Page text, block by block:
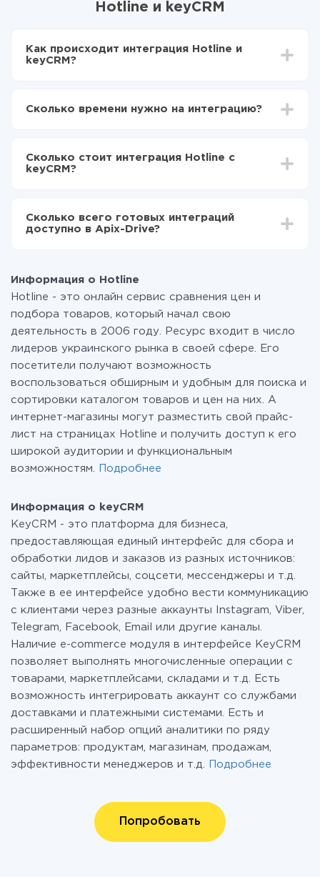
Hotline и keyCRM
Как происходит интеграция Hotline и
keyCRM?
Выбираете какие данные передавать из Hotline в
Теперь данные будут автоматически
передаваться из Hotline в keyCRM
Сколько времени нужно на интеграцию?
отличаться и составлять от 5-ти до 30-минут. В
среднем настройка занимает 10-15 минут.
Сколько стоит интеграция Hotline с
keyCRM?
функционал. Вы оплачиваете только количество
данных, которые по факту передаются из одной
перейти на платный, при необходимости. Подробнее
отарифах
Сколько всего готовых интеграций
доступно в Apix-Drive?
Информация о Hotline
Hotline - это онлайн сервис сравнения цен и
подбора товаров, который начал свою
деятельность в 2006 году. Ресурс входит в число
лидеров украинского рынка в своей сфере. Его
посетители получают возможность
воспользоваться обширным и удобным для поиска и
сортировки каталогом товаров и цен на них. А
интернет-магазины могут разместить свой прайс-
лист на страницах Hotline и получить доступ к его
широкой аудитории и функциональным
возможностям.
Подробнее
Информация о keyCRM
KeyCRM - это платформа для бизнеса,
предоставляющая единый интерфейс для сбора и
обработки лидов и заказов из разных источников:
сайты, маркетплейсы, соцсети, мессенджеры и т.д.
Также в ее интерфейсе удобно вести коммуникацию
с клиентами через разные аккаунты Instagram, Viber,
Telegram, Facebook, Email или другие каналы.
Наличие e-commerce модуля в интерфейсе KeyCRM
позволяет выполнять многочисленные операции с
товарами, маркетплейсами, складами и т.д. Есть
возможность интегрировать аккаунт со службами
доставками и платежными системами. Есть и
расширенный набор опций аналитики по ряду
параметров: продуктам, магазинам, продажам,
эффективности менеджеров и т.д.
Подробнее
Попробовать